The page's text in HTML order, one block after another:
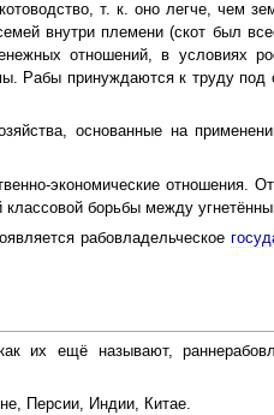
т. к. оно легче, чем
внутри племени (скот был
отношений, в условиях
Рабы принуждаются к труду под
основанные на
экономические отношения.
борьбы между
рабовладельческое
их ещё называют,
Персии, Индии, Китае.